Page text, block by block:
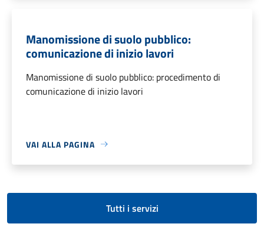
Manomissione di suolo pubblico:
comunicazione di inizio lavori
Manomissione di suolo pubblico: procedimento di
comunicazione di inizio lavori
VAI ALLA PAGINA
Tutti i servizi